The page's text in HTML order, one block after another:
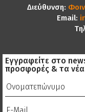
Διεύθυνση:
Email:
Εγγραφείτε στο
προσφορές & τα